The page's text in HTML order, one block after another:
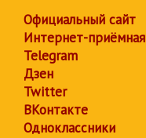
Официальный сайт
Интернет-приёмная
Telegram
Дзен
Twitter
ВКонтакте
Одноклассники